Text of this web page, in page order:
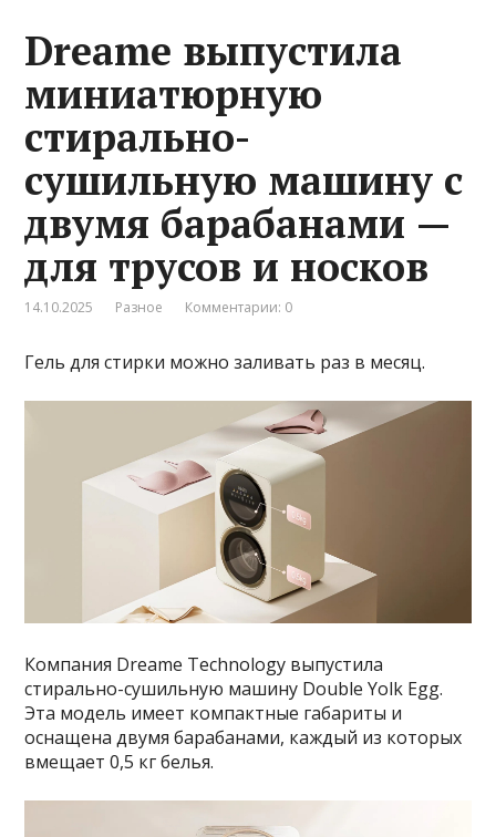
Dreame выпустила
миниатюрную
стирально-
сушильную машину с
двумя барабанами —
для трусов и носков
14.10.2025 Разное Комментарии: 0
Гель для стирки можно заливать раз в месяц.
Компания Dreame Technology выпустила
стирально-сушильную машину Double Yolk Egg.
Эта модель имеет компактные габариты и
оснащена двумя барабанами, каждый из которых
вмещает 0,5 кг белья.